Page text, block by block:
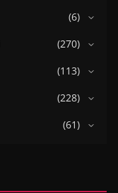
(6)
(270)
(113)
(228)
(61)